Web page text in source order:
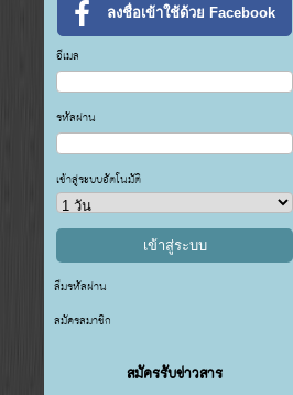
ลงชื่อเข้าใช้ด้วย Facebook
อีเมล
รหัสผ่าน
เข้าสู่ระบบอัตโนมัติ
ลืมรหัสผ่าน
สมัครสมาชิก
สมัครรับข่าวสาร